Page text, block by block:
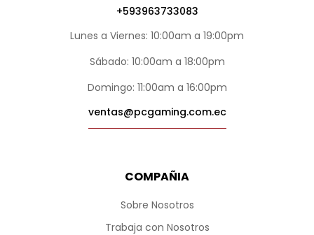
COMPAÑIA
Sobre Nosotros
Trabaja con Nosotros
+593963733083
Lunes a Viernes: 10:00am a 19:00pm
Sábado: 10:00am a 18:00pm
Domingo: 11:00am a 16:00pm
ventas@pcgaming.com.ec